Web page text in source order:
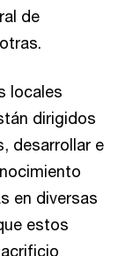
de
locales
dirigidos
desarrollar e
en diversas
estos